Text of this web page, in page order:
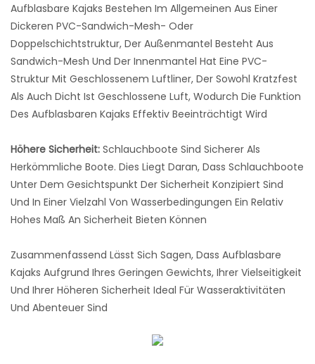
Aufblasbare Kajaks Bestehen Im Allgemeinen Aus Einer
Dickeren PVC-Sandwich-Mesh- Oder
Doppelschichtstruktur, Der Außenmantel Besteht Aus
Sandwich-Mesh Und Der Innenmantel Hat Eine PVC-
Struktur Mit Geschlossenem Luftliner, Der Sowohl Kratzfest
Als Auch Dicht Ist Geschlossene Luft, Wodurch Die Funktion
Des Aufblasbaren Kajaks Effektiv Beeinträchtigt Wird
Höhere Sicherheit: Schlauchboote Sind Sicherer Als
Herkömmliche Boote. Dies Liegt Daran, Dass Schlauchboote
Unter Dem Gesichtspunkt Der Sicherheit Konzipiert Sind
Und In Einer Vielzahl Von Wasserbedingungen Ein Relativ
Hohes Maß An Sicherheit Bieten Können
Zusammenfassend Lässt Sich Sagen, Dass Aufblasbare
Kajaks Aufgrund Ihres Geringen Gewichts, Ihrer Vielseitigkeit
Und Ihrer Höheren Sicherheit Ideal Für Wasseraktivitäten
Und Abenteuer Sind